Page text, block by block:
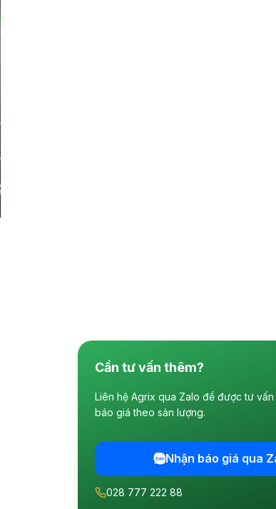
Cần tư vấn thêm?
Liên hệ Agrix qua Zalo để được tư
báo giá theo sản lượng.
Nhận báo giá qua
028 777 222 88